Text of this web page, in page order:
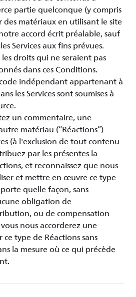
partie quelconque (y compris
matériaux en utilisant le site
accord écrit préalable, sauf
Services aux fins prévues.
droits qui ne seraient pas
dans ces Conditions.
indépendant appartenant à
les Services sont soumises à
un commentaire, une
matériau (“Réactions”)
(à l'exclusion de tout contenu
par les présentes la
et reconnaissez que nous
et mettre en œuvre ce type
quelle façon, sans
obligation de
ou de compensation
nous accorderez une
type de Réactions sans
la mesure où ce qui précède